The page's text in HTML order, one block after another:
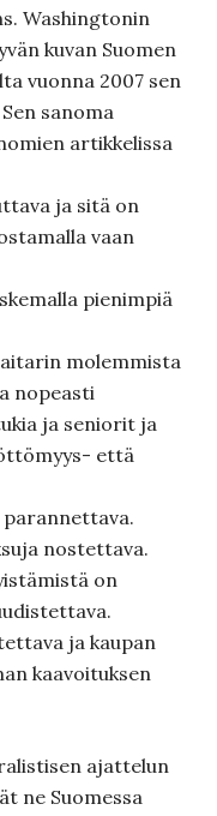
Washingtonin
kuvan Suomen
vuonna 2007 sen
sanoma
artikkelissa
ja sitä on
vaan
pienimpiä
molemmista
nopeasti
ja seniorit ja
että
nostettava.
on
ja kaupan
kaavoituksen
ajattelun
ne Suomessa